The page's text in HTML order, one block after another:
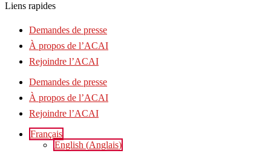
Liens rapides
Demandes de presse
À propos de l’ACAI
Rejoindre l’ACAI
Demandes de presse
À propos de l’ACAI
Rejoindre l’ACAI
Français
English (Anglais)